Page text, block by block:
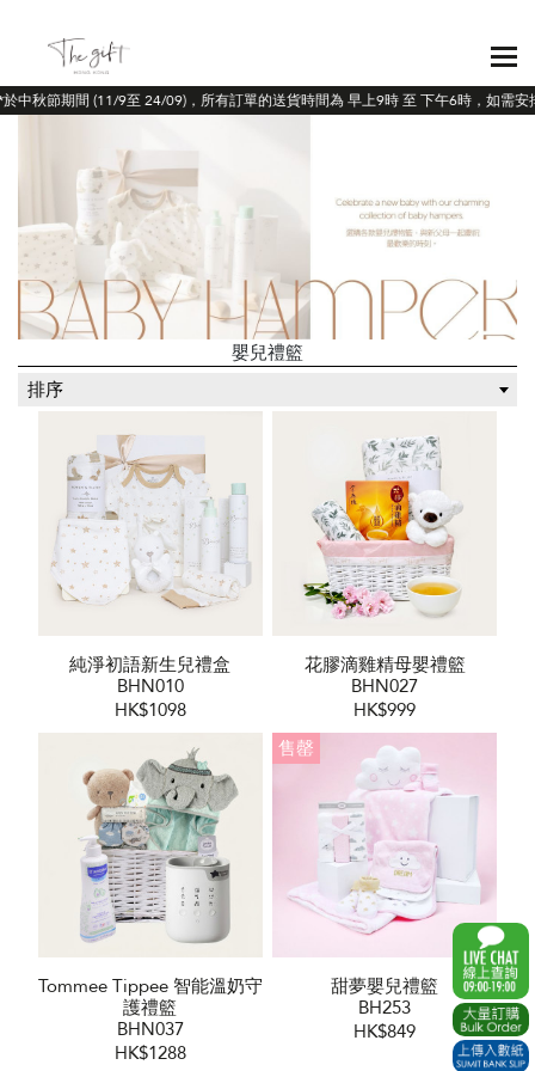
秋節期間 (11/9至 24/09)，所有訂單的送貨時間為 早上9時 至 下午6時，如需安
嬰兒禮籃
排序
純淨初語新生兒禮盒
BHN010
HK$1098
花膠滴雞精母嬰禮籃
BHN027
HK$999
Tommee Tippee 智能溫奶守
護禮籃
BHN037
HK$1288
售罄
甜夢嬰兒禮籃
BH253
HK$849